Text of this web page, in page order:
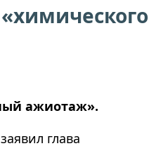
ажиотаж».
глава